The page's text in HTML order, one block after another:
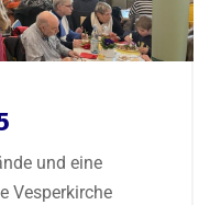
und eine
Vesperkirche